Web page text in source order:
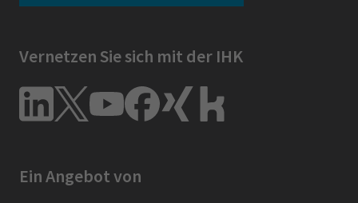
Vernetzen Sie sich mit der IHK
Ein Angebot von